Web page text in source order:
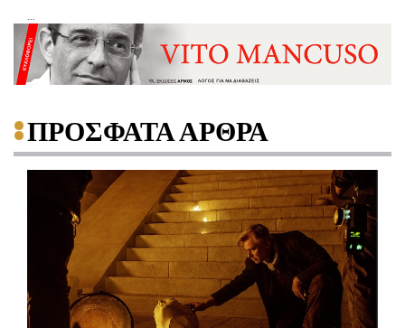
ΠΡΟΣΦΑΤΑ ΑΡΘΡΑ